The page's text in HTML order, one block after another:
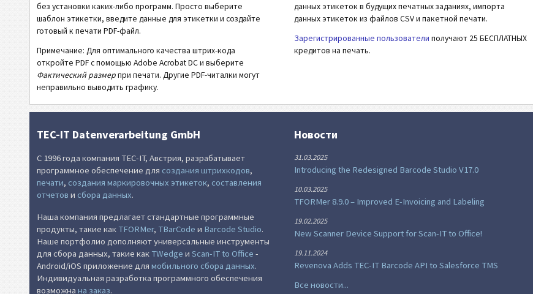
без установки каких-либо программ. Просто выберите
шаблон этикетки, введите данные для этикетки и создайте
готовый к печати PDF-файл.
Примечание: Для оптимального качества штрих-кода
откройте PDF с помощью Adobe Acrobat DC и выберите
Фактический размерпри печати. Другие PDF-читалки могут
неправильно выводить графику.
данных этикеток в будущих печатных заданиях, импорта
данных этикеток из файлов CSV и пакетной печати.
Зарегистрированные пользователи получают 25 БЕСПЛАТНЫХ
кредитов на печать.
TEC-IT Datenverarbeitung GmbH
С 1996 года компания TEC-IT, Австрия, разрабатывает
программное обеспечение для создания штрихкодов,
печати, создания маркировочных этикеток, составления
отчетов и сбора данных.
Наша компания предлагает стандартные программные
продукты, такие как TFORMer, TBarCode и Barcode Studio.
Наше портфолио дополняют универсальные инструменты
для сбора данных, такие как TWedge и Scan-IT to Office -
Android/iOS приложение для мобильного сбора данных.
Индивидуальная разработка программного обеспечения
возможна на заказ.
Новости
31.03.2025
Introducing the Redesigned Barcode Studio V17.0
10.03.2025
TFORMer 8.9.0 – Improved E-Invoicing and Labeling
19.02.2025
New Scanner Device Support for Scan-IT to Office!
19.11.2024
Revenova Adds TEC-IT Barcode API to Salesforce TMS
Все новости...